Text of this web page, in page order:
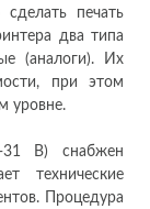
печать
два типа
(аналоги). Их
при этом
уровне.
31 B) снабжен
технические
Процедура